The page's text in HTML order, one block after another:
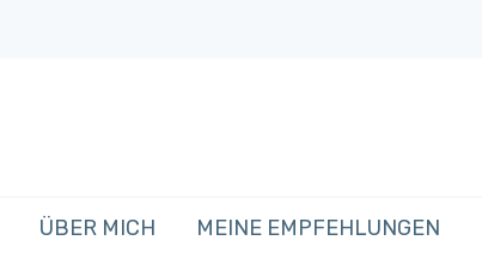
ÜBER MICH MEINE EMPFEHLUNGEN